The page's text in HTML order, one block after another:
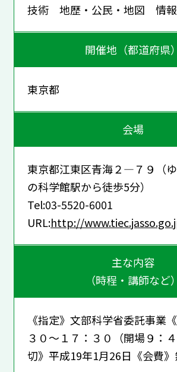
技術 地歴・公民・地図
開催地（都道府県）
東京都
会場
東京都江東区青海２―７９（
の科学館駅から徒歩5分）
Tel:03-5520-6001
URL:http://
主な内容
（時程・講師など）
《指定》文部科学省委託事業
３０～１７：３０（開場９：
切》平成19年1月26日《会費